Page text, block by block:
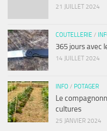
21 JUILLET 2024
COUTELLERIE /
365 jours avec
14 JUILLET 2024
INFO / POTAGER
Le
cultures
25 JANVIER 2024